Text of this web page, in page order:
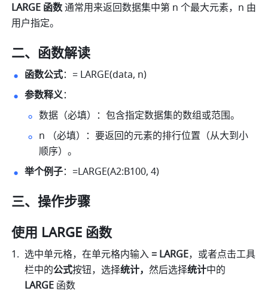
LARGE 函数 通常用来返回数据集中第 n 个最大元素，n 由
用户指定。
二、函数解读
函数公式：= LARGE(data, n)
参数释义：
数据（必填）：包含指定数据集的数组或范围。
n （必填）：要返回的元素的排行位置（从大到小
顺序）。
举个例子：=LARGE(A2:B100, 4)
三、操作步骤
使用 LARGE 函数
选中单元格，在单元格内输入 = LARGE，或者点击工具
栏中的公式按钮，选择统计，然后选择统计
LARGE 函数